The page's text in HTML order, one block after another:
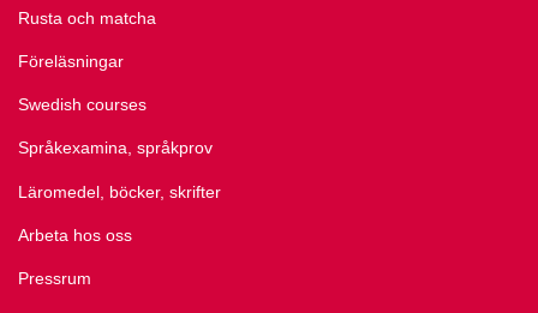
Rusta och matcha
Föreläsningar
Swedish courses
Språkexamina, språkprov
Läromedel, böcker, skrifter
Arbeta hos oss
Pressrum